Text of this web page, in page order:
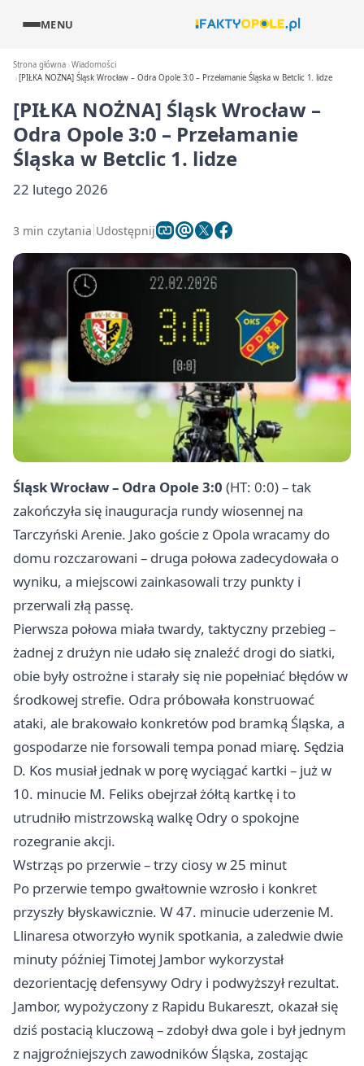
MENU
Strona główna Wiadomości
[PIŁKA NOŻNA] Śląsk Wrocław – Odra Opole 3:0 – Przełamanie Śląska w Betclic 1. lidze
[PIŁKA NOŻNA] Śląsk Wrocław –
Odra Opole 3:0 – Przełamanie
Śląska w Betclic 1. lidze
22 lutego 2026
3 min czytania Udostępnij
Śląsk Wrocław – Odra Opole 3:0 (HT: 0:0) – tak
zakończyła się inauguracja rundy wiosennej na
Tarczyński Arenie. Jako goście z Opola wracamy do
domu rozczarowani – druga połowa zadecydowała o
wyniku, a miejscowi zainkasowali trzy punkty i
przerwali złą passę.
Pierwsza połowa miała twardy, taktyczny przebieg –
żadnej z drużyn nie udało się znaleźć drogi do siatki,
obie były ostrożne i starały się nie popełniać błędów w
środkowej strefie. Odra próbowała konstruować
ataki, ale brakowało konkretów pod bramką Śląska, a
gospodarze nie forsowali tempa ponad miarę. Sędzia
D. Kos musiał jednak w porę wyciągać kartki – już w
10. minucie M. Feliks obejrzał żółtą kartkę i to
utrudniło mistrzowską walkę Odry o spokojne
rozegranie akcji.
Wstrząs po przerwie – trzy ciosy w 25 minut
Po przerwie tempo gwałtownie wzrosło i konkret
przyszły błyskawicznie. W 47. minucie uderzenie M.
Llinaresa otworzyło wynik spotkania, a zaledwie dwie
minuty później Timotej Jambor wykorzystał
dezorientację defensywy Odry i podwyższył rezultat.
Jambor, wypożyczony z Rapidu Bukareszt, okazał się
dziś postacią kluczową – zdobył dwa gole i był jednym
z najgroźniejszych zawodników Śląska, zostając